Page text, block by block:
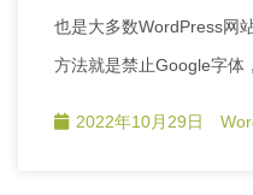
也是大多数WordPress网
方法就是禁止Google字体
2022年10月29日